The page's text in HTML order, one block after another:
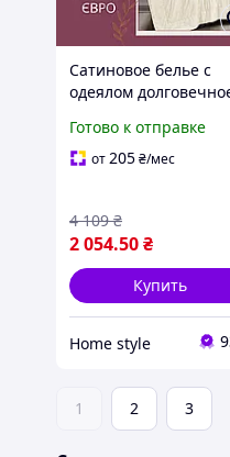
Сатиновое белье с
одеялом
постельное белье
Мягкий постельный
Готово к отправке
от205₴/мес
2 054.50₴
4 109 ₴
Купить
Home style
1 2 3